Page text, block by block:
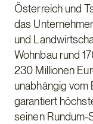
Österreich und
das
und
Wohnbau rund
230 Millionen
unabhängig vom
garantiert
seinen Rundum-